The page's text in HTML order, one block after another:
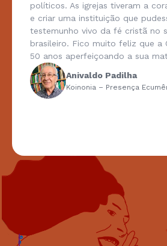
políticos. As igrejas tiveram a
e criar uma instituição que
testemunho vivo da fé cristã no
brasileiro. Fico muito feliz que a
50 anos aperfeiçoando a sua
Anivaldo Padilha
Koinonia – Presença